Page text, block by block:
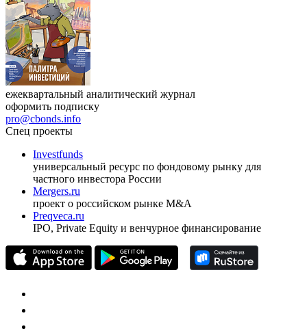
ЖурналCbonds Review
ежеквартальный аналитический журнал
оформить подписку
pro@cbonds.info
Спец проекты
Investfunds
универсальный ресурс по фондовому рынку для
частного инвестора России
проект о российском рынке M&A
Preqveca.ru